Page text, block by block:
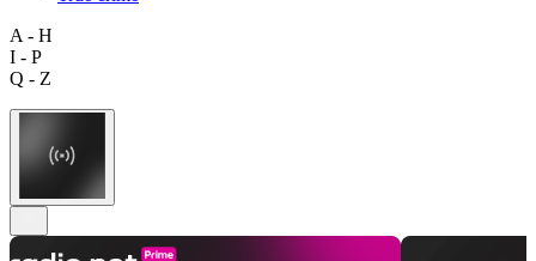
A - H
I - P
Q - Z